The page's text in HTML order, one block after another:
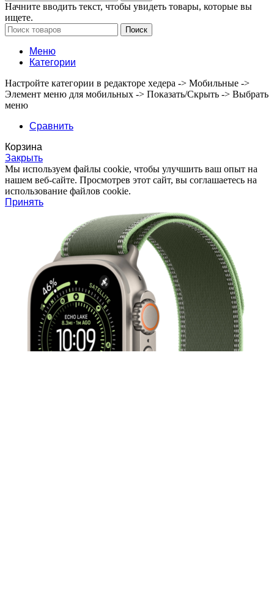
Начните вводить текст, чтобы увидеть товары, которые вы
ищете.
Поиск
Меню
Категории
Настройте категории в редакторе хедера -> Мобильные ->
Элемент меню для мобильных -> Показать/Скрыть -> Выбрать
меню
Сравнить
Корзина
Закрыть
Мы используем файлы cookie, чтобы улучшить ваш опыт на
нашем веб-сайте. Просмотрев этот сайт, вы соглашаетесь на
использование файлов cookie.
Принять